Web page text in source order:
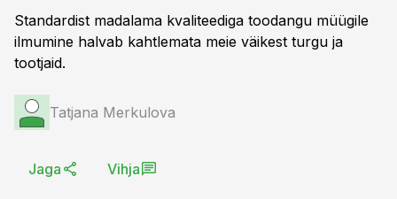
Standardist madalama kvaliteediga toodangu müügile
ilmumine halvab kahtlemata meie väikest turgu ja
tootjaid.
Tatjana Merkulova
Jaga Vihja